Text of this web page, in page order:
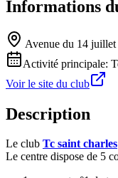
Informations
Avenue du 14
Activité principale:
Voir le site du club
Description
Le club Tc saint charles
Le centre dispose de 5